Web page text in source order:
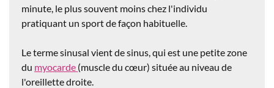
minute, le plus souvent moins chez l'individu
pratiquant un sport de façon habituelle.
Le terme sinusal vient de sinus, qui est une petite zone
du myocarde (muscle du cœur) située au niveau de
l'oreillette droite.